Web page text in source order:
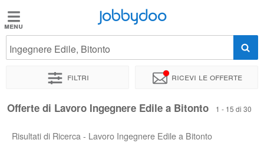
Jobbydoo
Offerte
Jobbydoo
Ingegnere Edile, Bitonto
Filtri Ricevi le offerte
Offerte di Lavoro Ingegnere Edile a Bitonto 1 - 15 di 30
Risultati di Ricerca - Lavoro Ingegnere Edile a Bitonto